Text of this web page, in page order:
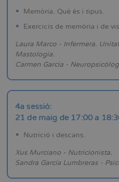
Memòria. Què és i tipus.
Exercicis de memòria i de
Laura Marco - Infermera.
Mastologia.
Carmen García -
4a sessió:
21 de maig de 17:00 a
Nutrició i descans.
Xus Murciano - Nutricionista.
Sandra García Lumbreras -